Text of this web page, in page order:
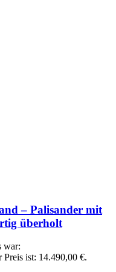
– Palisander mit
überholt
war:
Preis ist: 14.490,00 €.